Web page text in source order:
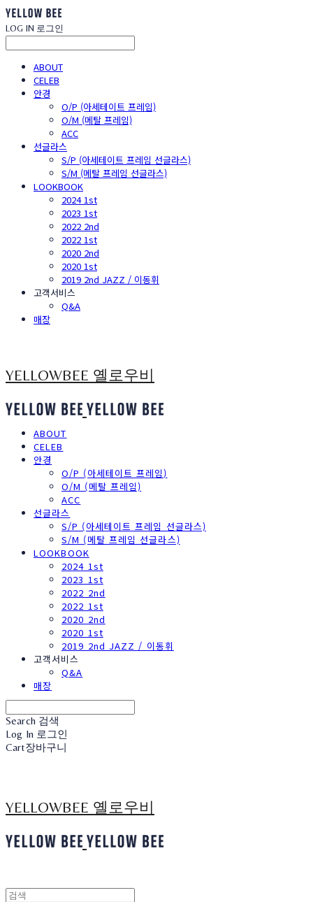
LOG IN 로그인
ABOUT
CELEB
안경
O/P (아세테이트 프레임)
O/M (메탈 프레임)
ACC
선글라스
S/P (아세테이트 프레임 선글라스)
S/M (메탈 프레임 선글라스)
LOOKBOOK
2024 1st
2023 1st
2022 2nd
2022 1st
2020 2nd
2020 1st
2019 2nd JAZZ / 이동휘
고객서비스
Q&A
매장
YELLOWBEE 옐로우비
ABOUT
CELEB
안경
O/P (아세테이트 프레임)
O/M (메탈 프레임)
ACC
선글라스
S/P (아세테이트 프레임 선글라스)
S/M (메탈 프레임 선글라스)
LOOKBOOK
2024 1st
2023 1st
2022 2nd
2022 1st
2020 2nd
2020 1st
2019 2nd JAZZ / 이동휘
고객서비스
Q&A
매장
Search 검색
Log In 로그인
Cart장바구니
YELLOWBEE 옐로우비